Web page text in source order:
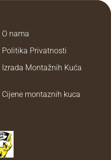
O nama
Politika Privatnosti
Izrada Montažnih Kuća
Cijene montaznih kuca